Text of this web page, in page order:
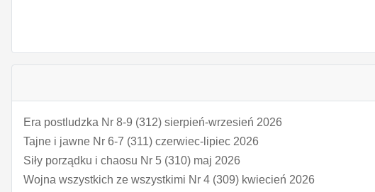
Era postludzka Nr 8-9 (312) sierpień-wrzesień 2026
Tajne i jawne Nr 6-7 (311) czerwiec-lipiec 2026
Siły porządku i chaosu Nr 5 (310) maj 2026
Wojna wszystkich ze wszystkimi Nr 4 (309) kwiecień 2026